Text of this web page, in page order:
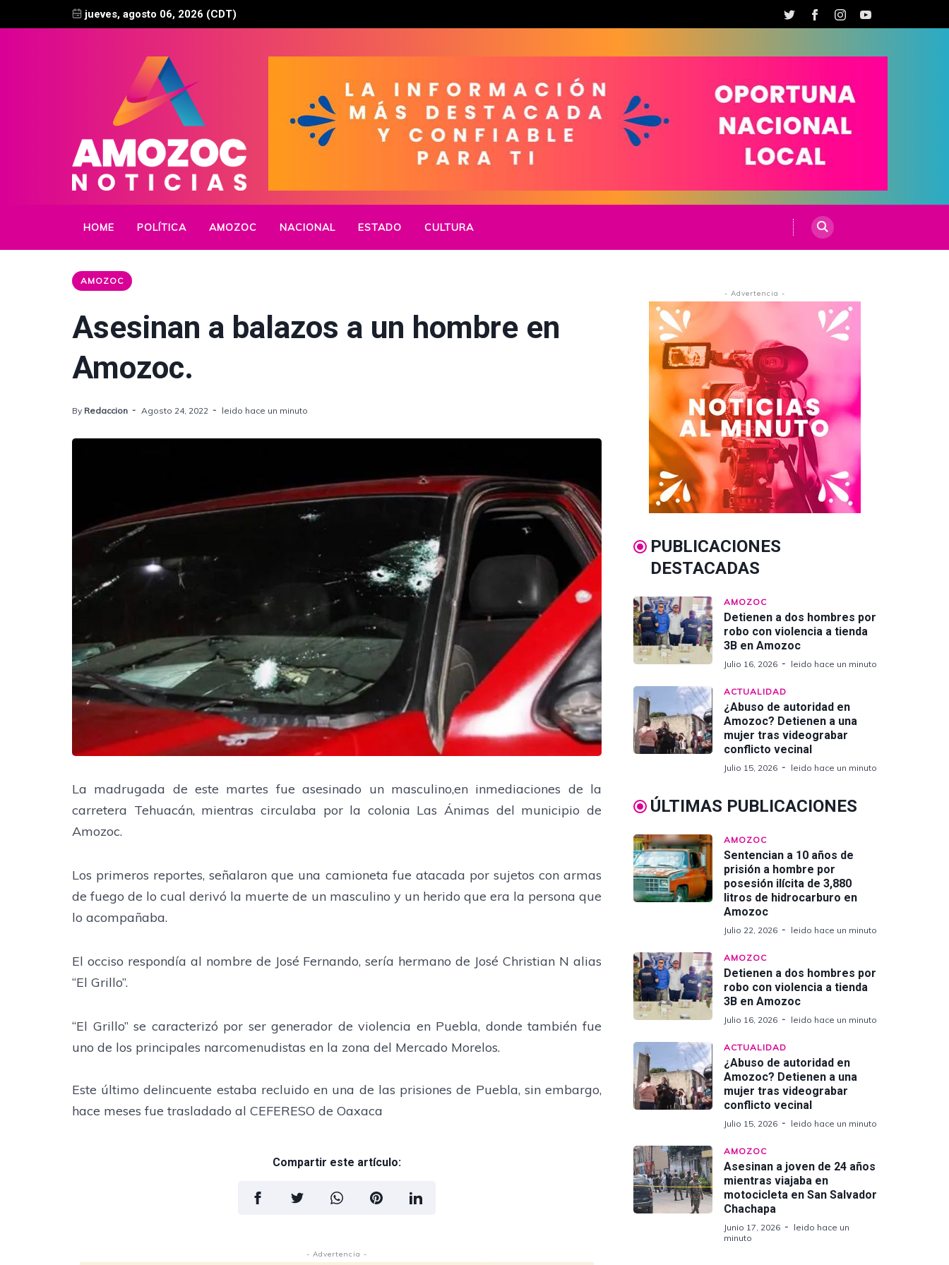
jueves, agosto 06, 2026 (CDT)
HOME POLÍTICA AMOZOC NACIONAL ESTADO CULTURA
AMOZOC
Asesinan a balazos a un hombre en
Amozoc.
By Redaccion Agosto 24, 2022 leido hace un minuto
La madrugada de este martes fue asesinado un masculino,en inmediaciones de la
carretera Tehuacán, mientras circulaba por la colonia Las Ánimas del municipio de
Amozoc.
Los primeros reportes, señalaron que una camioneta fue atacada por sujetos con armas
de fuego de lo cual derivó la muerte de un masculino y un herido que era la persona que
lo acompañaba.
El occiso respondía al nombre de José Fernando, sería hermano de José Christian N alias
“El Grillo”.
“El Grillo” se caracterizó por ser generador de violencia en Puebla, donde también fue
uno de los principales narcomenudistas en la zona del Mercado Morelos.
Este último delincuente estaba recluido en una de las prisiones de Puebla, sin embargo,
hace meses fue trasladado al CEFERESO de Oaxaca
Compartir este artículo:
- Advertencia -
- Advertencia -
PUBLICACIONES
DESTACADAS
AMOZOC
Detienen a dos hombres por
robo con violencia a tienda
3B en Amozoc
Julio 16, 2026 leido hace un minuto
ACTUALIDAD
¿Abuso de autoridad en
Amozoc? Detienen a una
mujer tras videograbar
conflicto vecinal
Julio 15, 2026 leido hace un minuto
ÚLTIMAS PUBLICACIONES
AMOZOC
Sentencian a 10 años de
prisión a hombre por
posesión ilícita de 3,880
litros de hidrocarburo en
Amozoc
Julio 22, 2026 leido hace un minuto
AMOZOC
Detienen a dos hombres por
robo con violencia a tienda
3B en Amozoc
Julio 16, 2026 leido hace un minuto
ACTUALIDAD
¿Abuso de autoridad en
Amozoc? Detienen a una
mujer tras videograbar
conflicto vecinal
Julio 15, 2026 leido hace un minuto
AMOZOC
Asesinan a joven de 24 años
mientras viajaba en
motocicleta en San Salvador
Chachapa
Junio 17, 2026
leido hace un
minuto